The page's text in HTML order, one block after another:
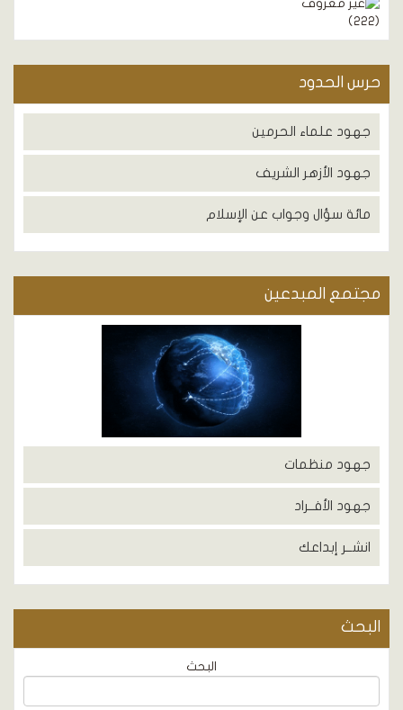
(
222
)
حرس الحدود
جهود علماء الحرمين
جهود الأزهر الشريف
مائة سؤال وجواب عن الإسلام
مجتمع المبدعين
جهود منظمات
جهود الأفــراد
انشــر إبداعك
البحث
البحث